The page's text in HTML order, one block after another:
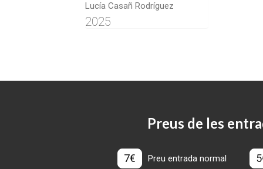
Lucía Casañ Rodríguez
2025
Preus de les
7€ Preu entrada normal